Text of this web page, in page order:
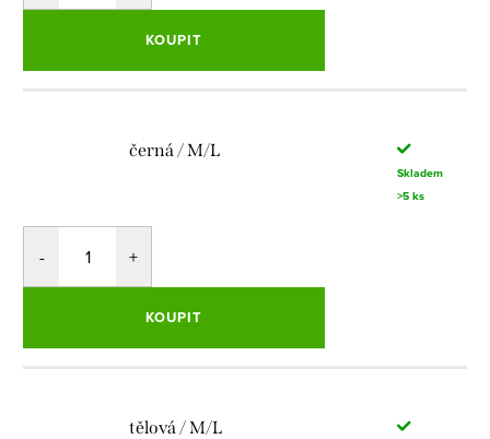
KOUPIT
černá / M/L
Skladem
>5 ks
KOUPIT
tělová / M/L